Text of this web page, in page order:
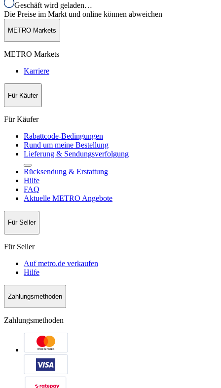
Geschäft wird geladen…
Die Preise im Markt und online können abweichen
METRO Markets
METRO Markets
Karriere
Für Käufer
Für Käufer
Rabattcode-Bedingungen
Rund um meine Bestellung
Lieferung & Sendungsverfolgung
Rücksendung & Erstattung
Hilfe
FAQ
Aktuelle METRO Angebote
Für Seller
Für Seller
Auf metro.de verkaufen
Hilfe
Zahlungsmethoden
Zahlungsmethoden